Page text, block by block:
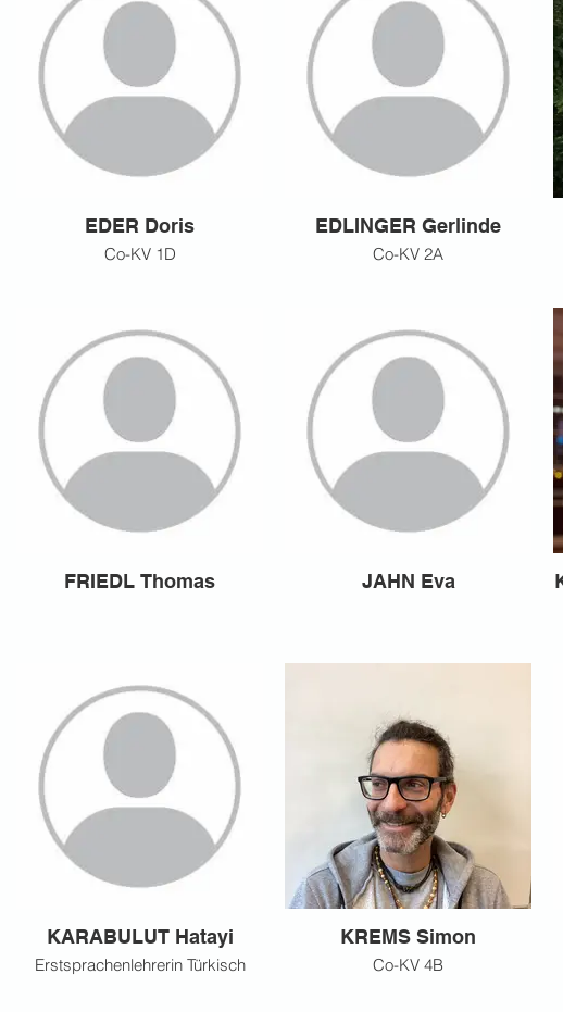
EDER Doris
Co-KV 1D
EDLINGER Gerlinde
Co-KV 2A
FRIEDL Thomas JAHN Eva
KARABULUT Hatayi
Erstsprachenlehrerin Türkisch
KREMS Simon
Co-KV 4B